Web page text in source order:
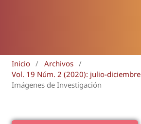
Inicio / Archivos /
Vol. 19 Núm. 2 (2020): julio-diciembre
Imágenes de Investigación